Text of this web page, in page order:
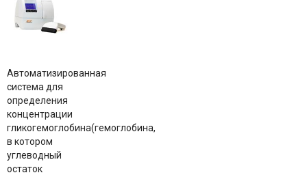
Автоматизированная
система для
определения
концентрации
гликогемоглобина(гемоглобина,
в котором
углеводный
остаток